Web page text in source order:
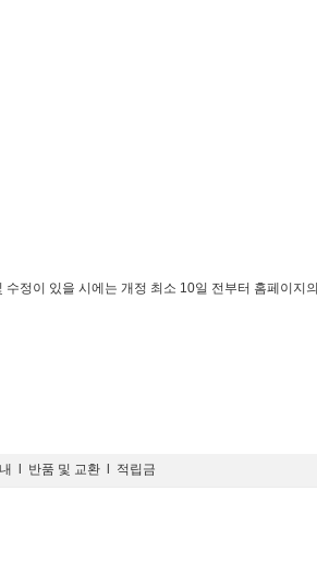
정이 있을 시에는 개정 최소 10일 전부터 홈페이지
반품 및 교환 적립금